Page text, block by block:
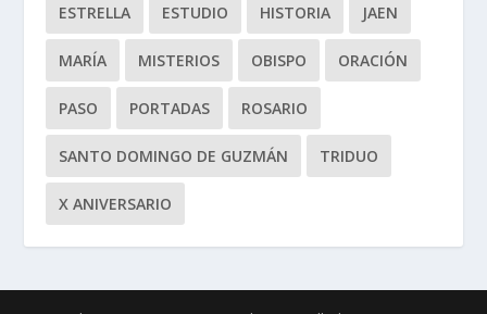
ESTRELLA ESTUDIO HISTORIA JAEN
MARÍA MISTERIOS OBISPO ORACIÓN
PASO PORTADAS ROSARIO
SANTO DOMINGO DE GUZMÁN TRIDUO
X ANIVERSARIO